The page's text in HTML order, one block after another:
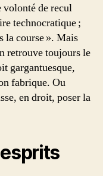
volonté de recul
technocratique ;
la course ». Mais
retrouve toujours le
gargantuesque,
fabrique. Ou
en droit, poser la